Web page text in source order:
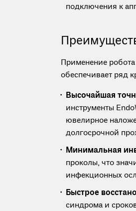
подключения к
Применение
обеспечивает ряд
Высочайшая
инструменты
ювелирное
долгосрочной
Минимальная
проколы, что
инфекционных
Быстрое
синдрома и